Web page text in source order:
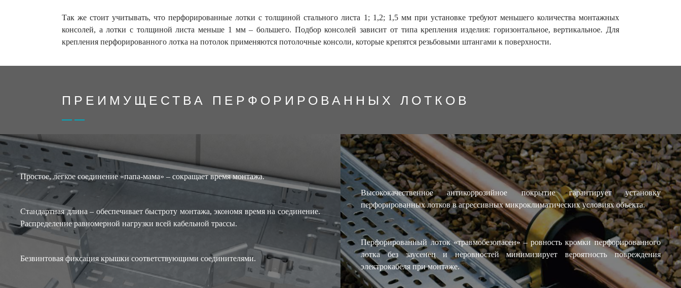
Так же стоит учитывать, что перфорированные лотки с толщиной стального листа 1; 1,2; 1,5 мм при установке требуют меньшего количества монтажных
консолей, а лотки с толщиной листа меньше 1 мм – большего. Подбор консолей зависит от типа крепления изделия: горизонтальное, вертикальное. Для
крепления перфорированного лотка на потолок применяются потолочные консоли, которые крепятся резьбовыми штангами к поверхности.
ПРЕИМУЩЕСТВА ПЕРФОРИРОВАННЫХ ЛОТКОВ
Простое, легкое соединение «папа-мама» – сокращает время монтажа.
Стандартная длина – обеспечивает быстроту монтажа, экономя время на соединение.
Распределение равномерной нагрузки всей кабельной трассы.
Безвинтовая фиксация крышки соответствующими соединителями.
Высококачественное антикоррозийное покрытие гарантирует установку
перфорированных лотков в агрессивных микроклиматических условиях объекта.
Перфорированный лоток «травмобезопасен» – ровность кромки перфорированного
лотка без заусенец и неровностей минимизирует вероятность повреждения
электрокабеля при монтаже.